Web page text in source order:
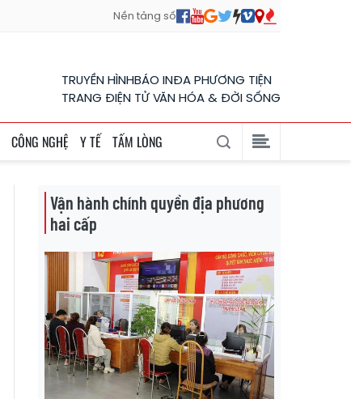
Nền tảng số
TRUYỀN HÌNHBÁO INĐA PHƯƠNG TIỆN
TRANG ĐIỆN TỬ VĂN HÓA & ĐỜI SỐNG
CÔNG NGHỆ Y TẾ TẤM LÒNG
Vận hành chính quyền địa phương
hai cấp